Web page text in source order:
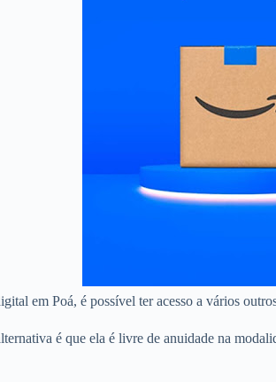
em Poá, é possível ter acesso a vários
é que ela é livre de anuidade na